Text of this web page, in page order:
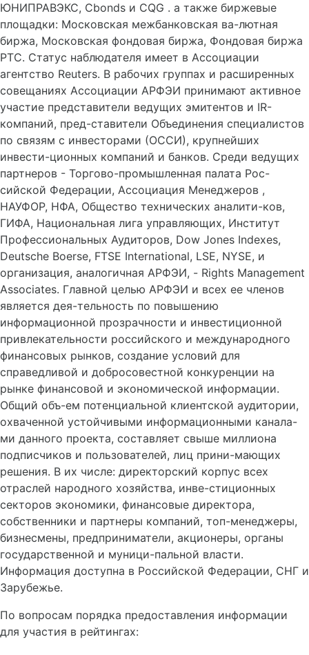
ЮНИПРАВЭКС, Cbonds и CQG . а также биржевые
площадки: Московская межбанковская ва-лютная
биржа, Московская фондовая биржа, Фондовая биржа
РТС. Статус наблюдателя имеет в Ассоциации
агентство Reuters. В рабочих группах и расширенных
совещаниях Ассоциации АРФЭИ принимают активное
участие представители ведущих эмитентов и IR-
компаний, пред-ставители Объединения специалистов
по связям с инвесторами (ОССИ), крупнейших
инвести-ционных компаний и банков. Среди ведущих
партнеров - Торгово-промышленная палата Рос-
сийской Федерации, Ассоциация Менеджеров ,
НАУФОР, НФА, Общество технических аналити-ков,
ГИФА, Национальная лига управляющих, Институт
Профессиональных Аудиторов, Dow Jones Indexes,
Deutsche Boerse, FTSE International, LSE, NYSE, и
организация, аналогичная АРФЭИ, - Rights Management
Associates. Главной целью АРФЭИ и всех ее членов
является дея-тельность по повышению
информационной прозрачности и инвестиционной
привлекательности российского и международного
финансовых рынков, создание условий для
справедливой и добросовестной конкуренции на
рынке финансовой и экономической информации.
Общий объ-ем потенциальной клиентской аудитории,
охваченной устойчивыми информационными канала-
ми данного проекта, составляет свыше миллиона
подписчиков и пользователей, лиц прини-мающих
решения. В их числе: директорский корпус всех
отраслей народного хозяйства, инве-стиционных
секторов экономики, финансовые директора,
собственники и партнеры компаний, топ-менеджеры,
бизнесмены, предприниматели, акционеры, органы
государственной и муници-пальной власти.
Информация доступна в Российской Федерации, СНГ и
Зарубежье.
По вопросам порядка предоставления информации
для участия в рейтингах: